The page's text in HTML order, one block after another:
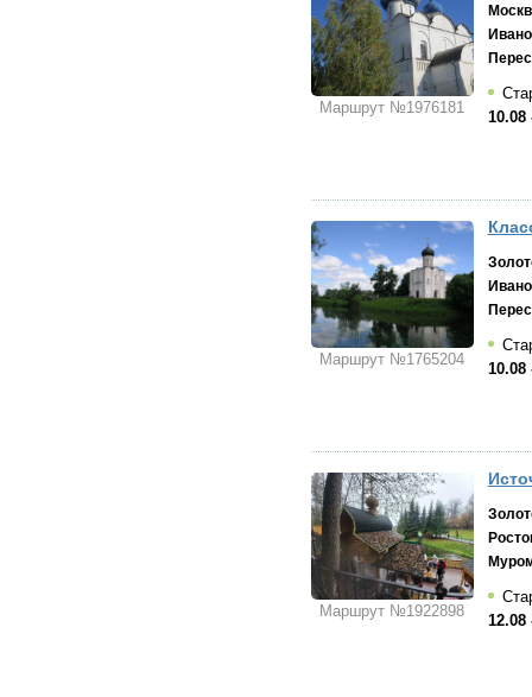
Маршрут №1976181
10.08
Маршрут №1765204
10.08
Маршрут №1922898
12.08